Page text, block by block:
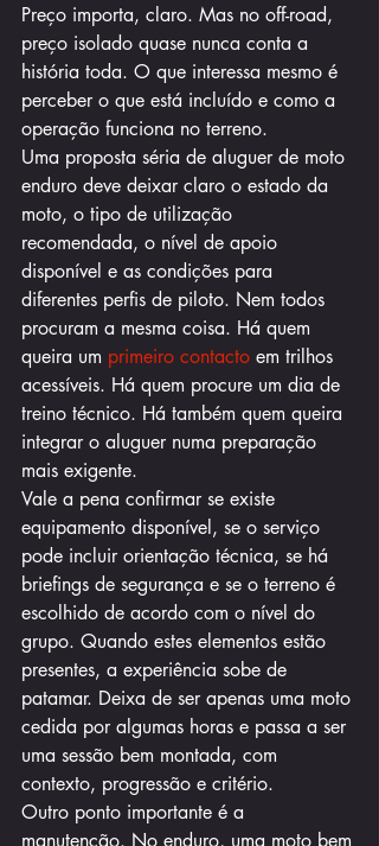
Preço importa, claro. Mas no off-road,
preço isolado quase nunca conta a
história toda. O que interessa mesmo é
perceber o que está incluído e como a
operação funciona no terreno.
Uma proposta séria de aluguer de moto
enduro deve deixar claro o estado da
moto, o tipo de utilização
recomendada, o nível de apoio
disponível e as condições para
diferentes perfis de piloto. Nem todos
procuram a mesma coisa. Há quem
queira um primeiro contacto em trilhos
acessíveis. Há quem procure um dia de
treino técnico. Há também quem queira
integrar o aluguer numa preparação
mais exigente.
Vale a pena confirmar se existe
equipamento disponível, se o serviço
pode incluir orientação técnica, se há
briefings de segurança e se o terreno é
escolhido de acordo com o nível do
grupo. Quando estes elementos estão
presentes, a experiência sobe de
patamar. Deixa de ser apenas uma moto
cedida por algumas horas e passa a ser
uma sessão bem montada, com
contexto, progressão e critério.
Outro ponto importante é a